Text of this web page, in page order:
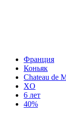
Франция
Коньяк
Chateau de
XO
6 лет
40%